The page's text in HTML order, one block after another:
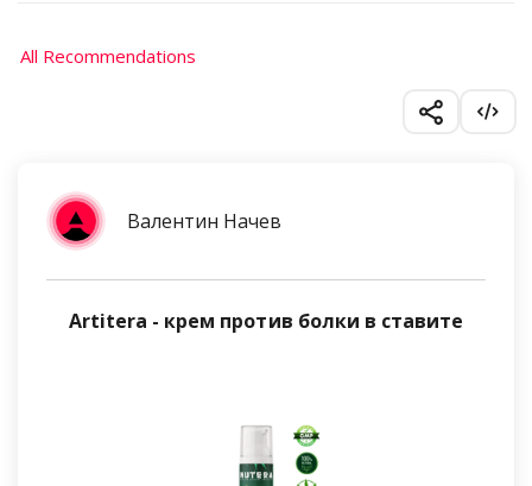
All Recommendations
Валентин Начев
Artitera - крем против болки в ставите